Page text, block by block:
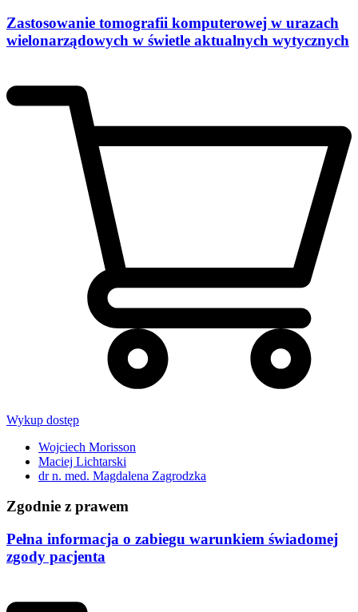
Zastosowanie tomografii komputerowej w urazach
wielonarządowych w świetle aktualnych wytycznych
Wykup dostęp
Wojciech Morisson
Maciej Lichtarski
dr n. med. Magdalena Zagrodzka
Zgodnie z prawem
Pełna informacja o zabiegu warunkiem świadomej
zgody pacjenta